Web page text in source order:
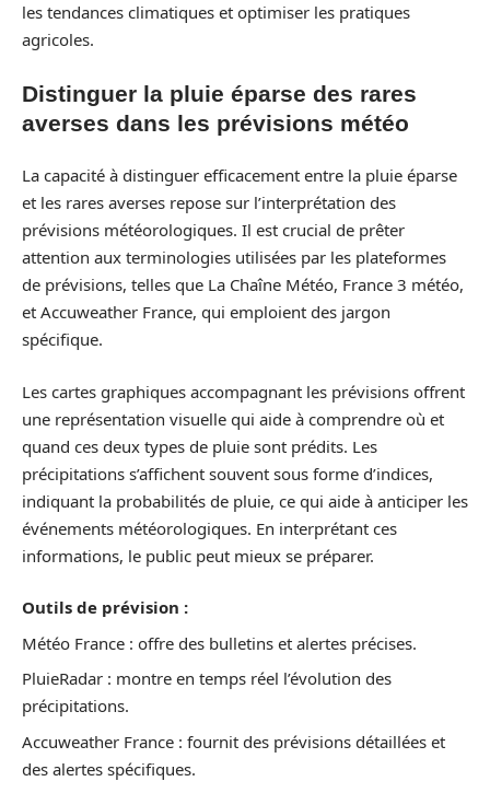
les tendances climatiques et optimiser les pratiques
agricoles.
Distinguer la pluie éparse des rares
averses dans les prévisions météo
La capacité à distinguer efficacement entre la pluie éparse
et les rares averses repose sur l’interprétation des
prévisions météorologiques. Il est crucial de prêter
attention aux terminologies utilisées par les plateformes
de prévisions, telles que La Chaîne Météo, France 3 météo,
et Accuweather France, qui emploient des jargon
spécifique.
Les cartes graphiques accompagnant les prévisions offrent
une représentation visuelle qui aide à comprendre où et
quand ces deux types de pluie sont prédits. Les
précipitations s’affichent souvent sous forme d’indices,
indiquant la probabilités de pluie, ce qui aide à anticiper les
événements météorologiques. En interprétant ces
informations, le public peut mieux se préparer.
Outils de prévision :
Météo France : offre des bulletins et alertes précises.
PluieRadar : montre en temps réel l’évolution des
précipitations.
Accuweather France : fournit des prévisions détaillées et
des alertes spécifiques.